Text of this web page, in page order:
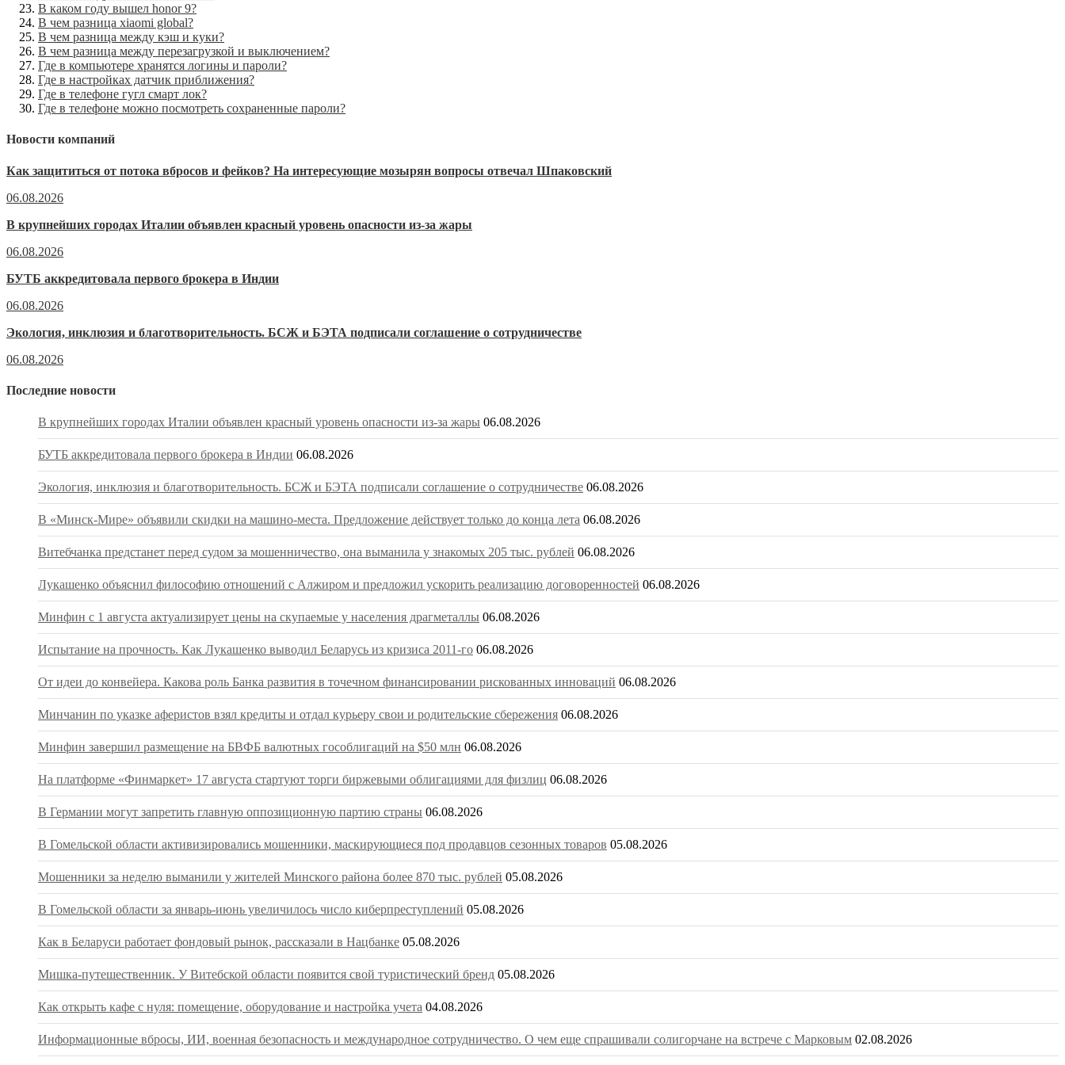
В каком году вышел honor 9?
В чем разница xiaomi global?
В чем разница между кэш и куки?
В чем разница между перезагрузкой и выключением?
Где в компьютере хранятся логины и пароли?
Где в настройках датчик приближения?
Где в телефоне гугл смарт лок?
Где в телефоне можно посмотреть сохраненные пароли?
Новости компаний
Как защититься от потока вбросов и фейков? На интересующие мозырян вопросы отвечал Шпаковский
06.08.2026
В крупнейших городах Италии объявлен красный уровень опасности из-за жары
06.08.2026
БУТБ аккредитовала первого брокера в Индии
06.08.2026
Экология, инклюзия и благотворительность. БСЖ и БЭТА подписали соглашение о сотрудничестве
06.08.2026
Последние новости
В крупнейших городах Италии объявлен красный уровень опасности из-за жары 06.08.2026
БУТБ аккредитовала первого брокера в Индии 06.08.2026
Экология, инклюзия и благотворительность. БСЖ и БЭТА подписали соглашение о сотрудничестве 06.08.2026
В «Минск-Мире» объявили скидки на машино-места. Предложение действует только до конца лета 06.08.2026
Витебчанка предстанет перед судом за мошенничество, она выманила у знакомых 205 тыс. рублей 06.08.2026
Лукашенко объяснил философию отношений с Алжиром и предложил ускорить реализацию договоренностей 06.08.2026
Минфин с 1 августа актуализирует цены на скупаемые у населения драгметаллы 06.08.2026
Испытание на прочность. Как Лукашенко выводил Беларусь из кризиса 2011-го 06.08.2026
От идеи до конвейера. Какова роль Банка развития в точечном финансировании рискованных инноваций 06.08.2026
Минчанин по указке аферистов взял кредиты и отдал курьеру свои и родительские сбережения 06.08.2026
Минфин завершил размещение на БВФБ валютных гособлигаций на $50 млн 06.08.2026
На платформе «Финмаркет» 17 августа стартуют торги биржевыми облигациями для физлиц 06.08.2026
В Германии могут запретить главную оппозиционную партию страны 06.08.2026
В Гомельской области активизировались мошенники, маскирующиеся под продавцов сезонных товаров 05.08.2026
Мошенники за неделю выманили у жителей Минского района более 870 тыс. рублей 05.08.2026
В Гомельской области за январь-июнь увеличилось число киберпреступлений 05.08.2026
Как в Беларуси работает фондовый рынок, рассказали в Нацбанке 05.08.2026
Мишка-путешественник. У Витебской области появится свой туристический бренд 05.08.2026
Как открыть кафе с нуля: помещение, оборудование и настройка учета 04.08.2026
Информационные вбросы, ИИ, военная безопасность и международное сотрудничество. О чем еще спрашивали солигорчане на встрече с Марковым 02.08.2026